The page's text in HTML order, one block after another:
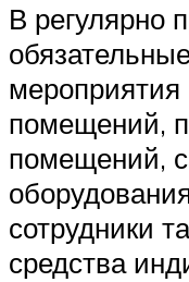
В регулярно
помещений,
помещений,
сотрудники
средства